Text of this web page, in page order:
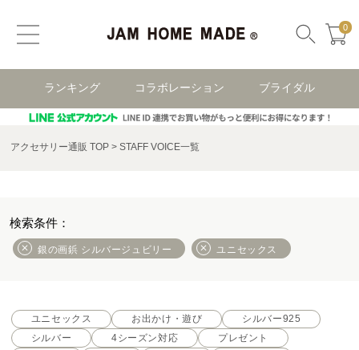
0
ランキング コラボレーション ブライダル
アクセサリー通販 TOP STAFF VOICE一覧
銀の画鋲 シルバージュビリー ユニセックス
ユニセックス お出かけ・遊び
シルバー925
シルバー
4シーズン対応
プレゼント